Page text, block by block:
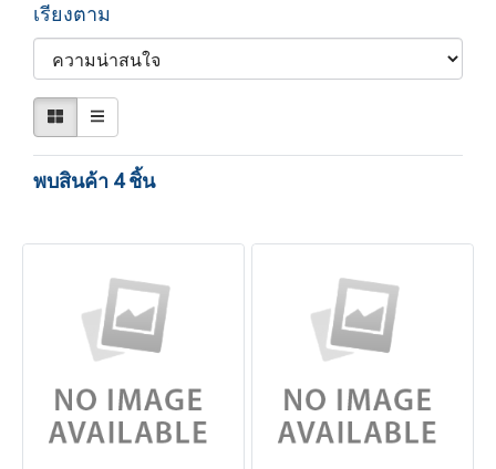
เรียงตาม
พบสินค้า 4 ชิ้น